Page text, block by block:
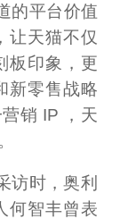
的平台价值
让天猫不仅
板印象，更
新零售战略
销 IP ，天
访时，奥利
何智丰曾表